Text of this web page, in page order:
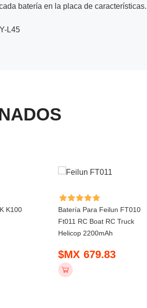
batería en la placa de
L45
K100
Batería Para Feilun FT010
Ft011 RC Boat RC Truck
Helicop 2200mAh
$MX 679.83